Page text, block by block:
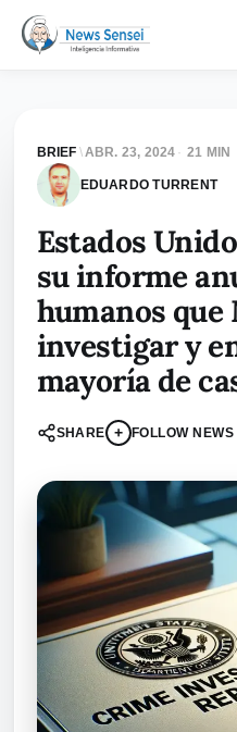
BRIEF \ABR. 23, 2024 · 21 MIN
EDUARDO TURRENT
Estados
su informe
humanos que
investigar y
mayoría de
SHARE + FOLLOW